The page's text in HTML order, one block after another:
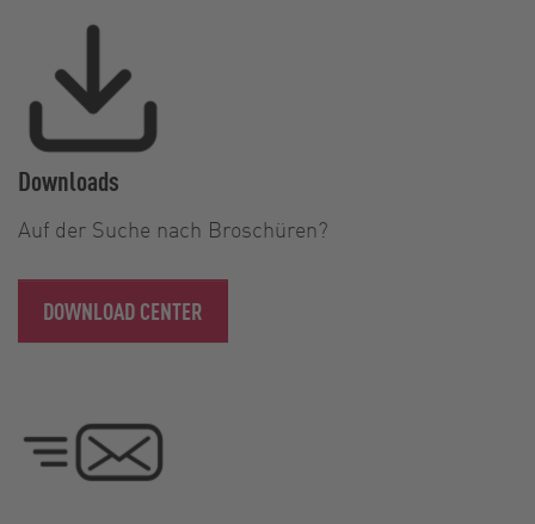
Downloads
Auf der Suche nach Broschüren?
DOWNLOAD CENTER